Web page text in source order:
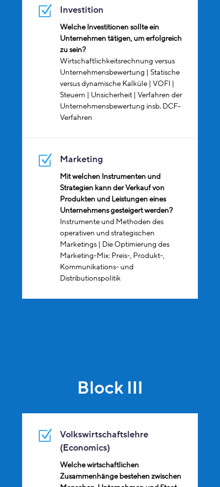
Z Investition
Welche Investitionen sollte ein
Unternehmen tätigen, um erfolgreich
zu sein?
Wirtschaftlichkeitsrechnung versus
Unternehmensbewertung | Statische
versus dynamische Kalküle | VOFI |
Steuern | Unsicherheit | Verfahren der
Unternehmensbewertung insb. DCF-
Verfahren
Z Marketing
Mit welchen Instrumenten und
Strategien kann der Verkauf von
Produkten und Leistungen eines
Unternehmens gesteigert werden?
Instrumente und Methoden des
operativen und strategischen
Marketings | Die Optimierung des
Marketing-Mix: Preis-, Produkt-,
Kommunikations- und
Distributionspolitik
Block III
Z
Volkswirtschaftslehre
(Economics)
Welche wirtschaftlichen
Zusammenhänge bestehen zwischen